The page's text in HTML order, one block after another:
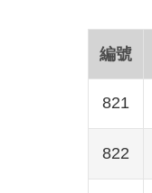
編號
821
822